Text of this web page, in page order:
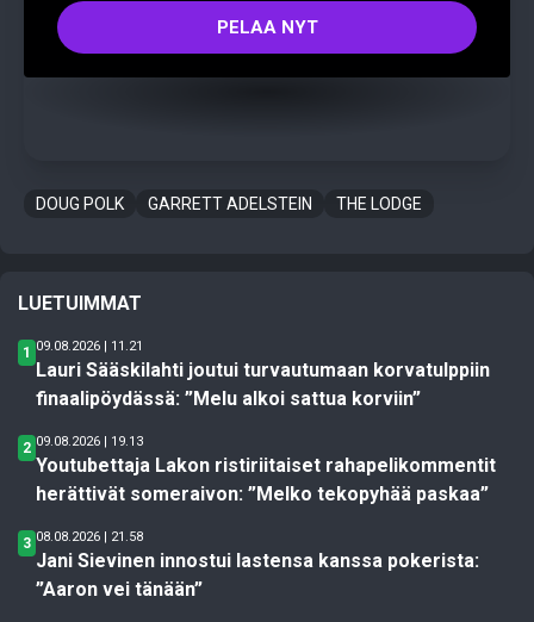
PELAA NYT
DOUG POLK GARRETT ADELSTEIN THE LODGE
LUETUIMMAT
1 09.08.2026 | 11.21
Lauri Sääskilahti joutui turvautumaan korvatulppiin
finaalipöydässä: ”Melu alkoi sattua korviin”
2 09.08.2026 | 19.13
Youtubettaja Lakon ristiriitaiset rahapelikommentit
herättivät someraivon: ”Melko tekopyhää paskaa”
3 08.08.2026 | 21.58
Jani Sievinen innostui lastensa kanssa pokerista:
”Aaron vei tänään”